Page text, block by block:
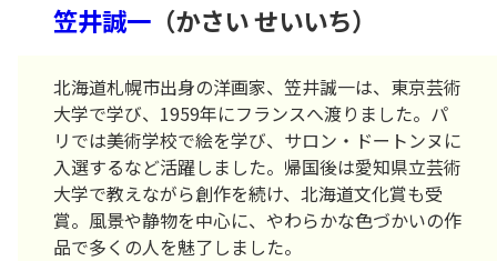
笠井誠一 （かさい せいいち）
北海道札幌市出身の洋画家、笠井誠一は、東京芸術
大学で学び、1959年にフランスへ渡りました。パ
リでは美術学校で絵を学び、サロン・ドートンヌに
入選するなど活躍しました。帰国後は愛知県立芸術
大学で教えながら創作を続け、北海道文化賞も受
賞。風景や静物を中心に、やわらかな色づかいの作
品で多くの人を魅了しました。